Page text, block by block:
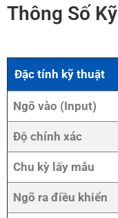
Thông Số
Đặc tính kỹ thuật
Ngõ vào (Input)
Độ chính xác
Chu kỳ lấy mẫu
Ngõ ra điều khiển